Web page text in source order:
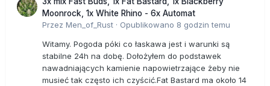
Moonrock, 1x White Rhino - 6x Automat
Przez Men_of_Rust · Opublikowano 8 godzin temu
Witamy. Pogoda póki co łaskawa jest i warunki są
stabilne 24h na dobę. Dołożyłem do podstawek
nawadniających kamienie napowietrzające żeby nie
musieć tak często ich czyścić.Fat Bastard ma około 14